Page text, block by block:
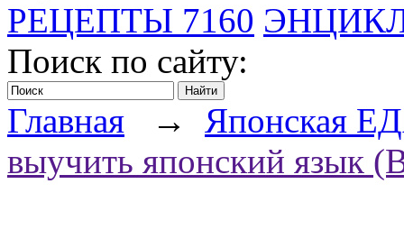
РЕЦЕПТЫ 7160
Поиск по сайту:
Главная → Японская
выучить японский язык